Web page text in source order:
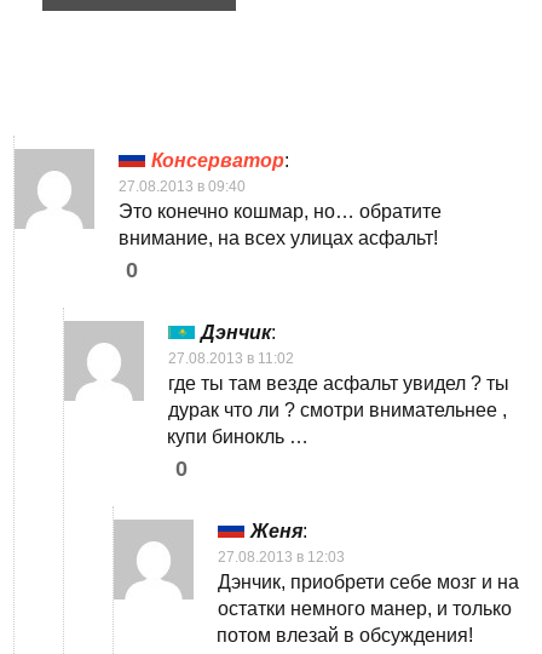
Консерватор:
27.08.2013 в 09:40
Это конечно кошмар, но… обратите
внимание, на всех улицах асфальт!
0
Дэнчик:
27.08.2013 в 11:02
где ты там везде асфальт увидел ? ты
дурак что ли ? смотри внимательнее ,
купи бинокль …
0
Женя:
27.08.2013 в 12:03
Дэнчик, приобрети себе мозг и на
остатки немного манер, и только
потом влезай в обсуждения!